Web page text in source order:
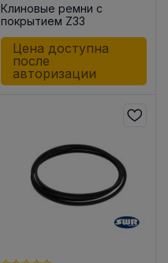
Клиновые ремни с
покрытием Z33
Цена доступна
после
авторизации